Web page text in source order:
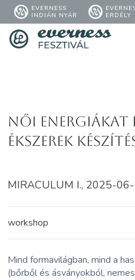
EVERNESS
INDIÁN NYÁR
ERDÉLY
Női
ékszerek
MIRACULUM I., 2025-
workshop
Mind formavilágban, mind a
(bőrből és ásványokból,